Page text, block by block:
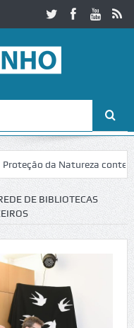
da Natureza contesta
assegura
DE BIBLIOTECAS